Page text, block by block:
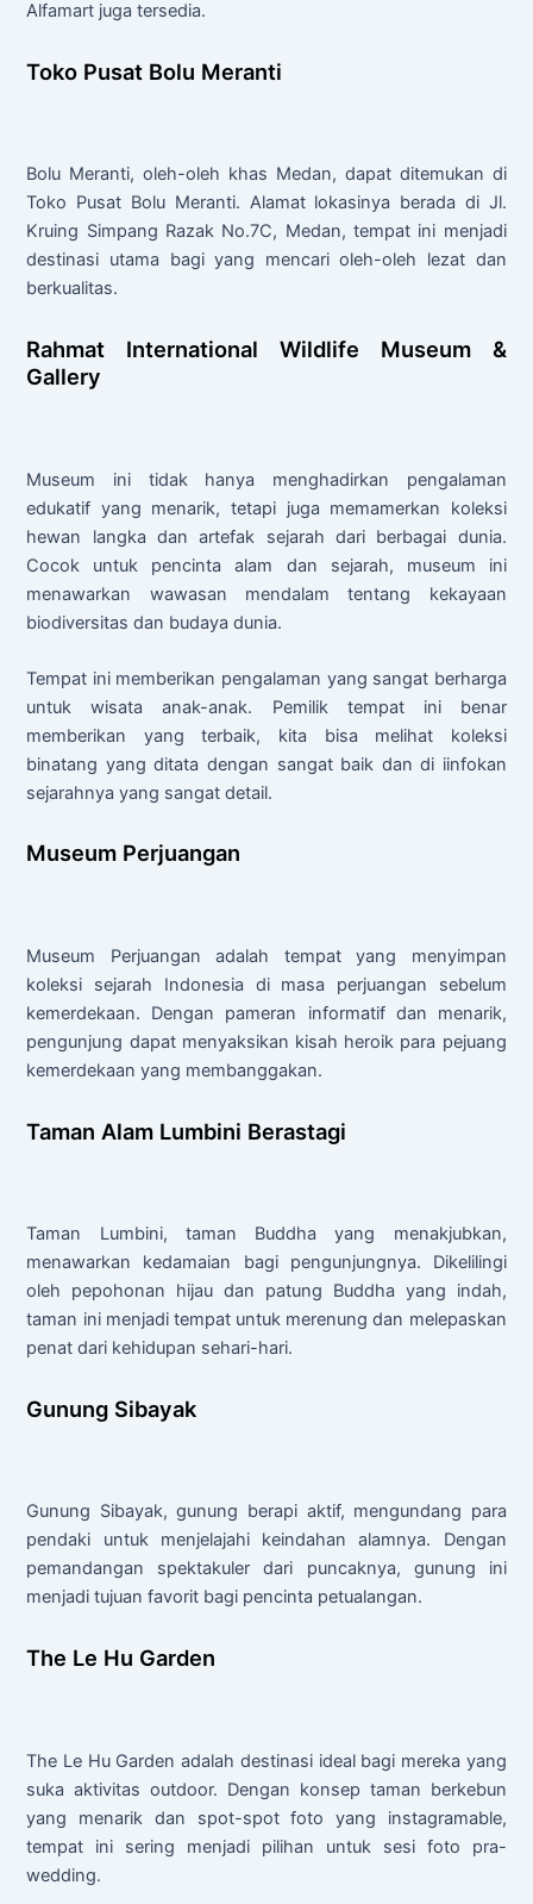
Alfamart juga tersedia.
Toko Pusat Bolu Meranti
Bolu Meranti, oleh-oleh khas Medan, dapat ditemukan di
Toko Pusat Bolu Meranti. Alamat lokasinya berada di Jl.
Kruing Simpang Razak No.7C, Medan, tempat ini menjadi
destinasi utama bagi yang mencari oleh-oleh lezat dan
berkualitas.
Rahmat International Wildlife Museum &
Gallery
Museum ini tidak hanya menghadirkan pengalaman
edukatif yang menarik, tetapi juga memamerkan koleksi
hewan langka dan artefak sejarah dari berbagai dunia.
Cocok untuk pencinta alam dan sejarah, museum ini
menawarkan wawasan mendalam tentang kekayaan
biodiversitas dan budaya dunia.
Tempat ini memberikan pengalaman yang sangat berharga
untuk wisata anak-anak. Pemilik tempat ini benar
memberikan yang terbaik, kita bisa melihat koleksi
binatang yang ditata dengan sangat baik dan di iinfokan
sejarahnya yang sangat detail.
Museum Perjuangan
Museum Perjuangan adalah tempat yang menyimpan
koleksi sejarah Indonesia di masa perjuangan sebelum
kemerdekaan. Dengan pameran informatif dan menarik,
pengunjung dapat menyaksikan kisah heroik para pejuang
kemerdekaan yang membanggakan.
Taman Alam Lumbini Berastagi
Taman Lumbini, taman Buddha yang menakjubkan,
menawarkan kedamaian bagi pengunjungnya. Dikelilingi
oleh pepohonan hijau dan patung Buddha yang indah,
taman ini menjadi tempat untuk merenung dan melepaskan
penat dari kehidupan sehari-hari.
Gunung Sibayak
Gunung Sibayak, gunung berapi aktif, mengundang para
pendaki untuk menjelajahi keindahan alamnya. Dengan
pemandangan spektakuler dari puncaknya, gunung ini
menjadi tujuan favorit bagi pencinta petualangan.
The Le Hu Garden
The Le Hu Garden adalah destinasi ideal bagi mereka yang
suka aktivitas outdoor. Dengan konsep taman berkebun
yang menarik dan spot-spot foto yang instagramable,
tempat ini sering menjadi pilihan untuk sesi foto pra-
wedding.